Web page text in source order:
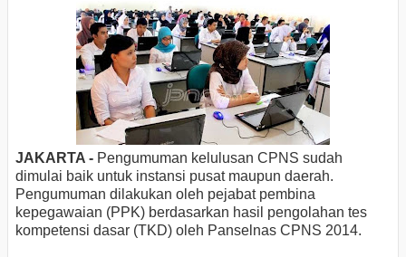
JAKARTA - Pengumuman kelulusan CPNS sudah
dimulai baik untuk instansi pusat maupun daerah.
Pengumuman dilakukan oleh pejabat pembina
kepegawaian (PPK) berdasarkan hasil pengolahan tes
kompetensi dasar (TKD) oleh Panselnas CPNS 2014.